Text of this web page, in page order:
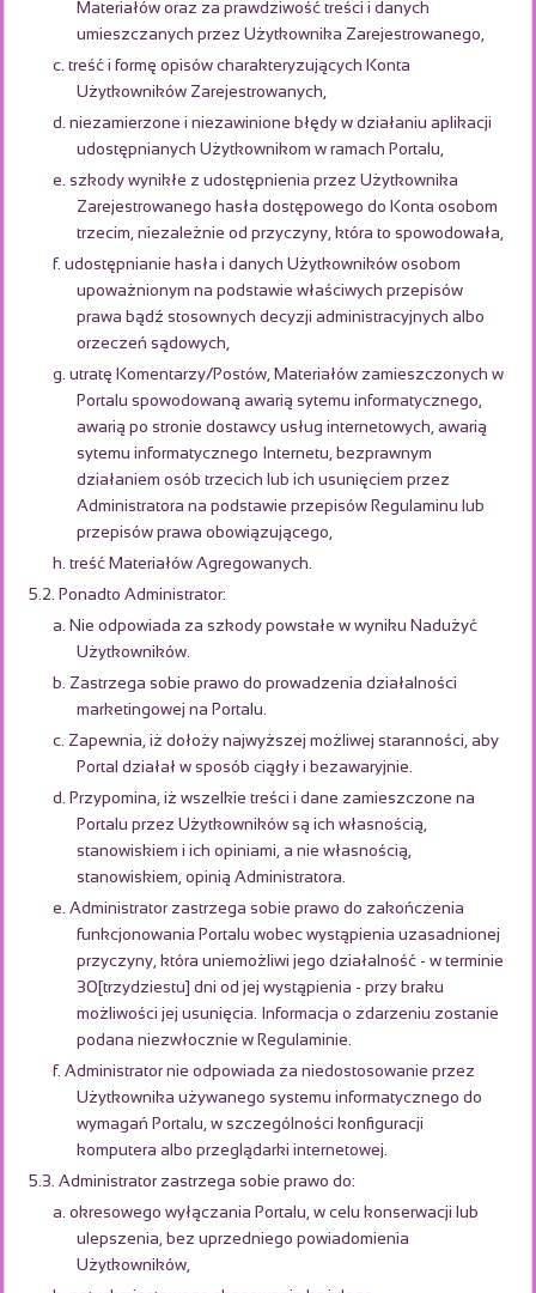
Materiałów oraz za prawdziwość treści i danych
umieszczanych przez Użytkownika Zarejestrowanego,
c. treść i formę opisów charakteryzujących Konta
Użytkowników Zarejestrowanych,
d. niezamierzone i niezawinione błędy w działaniu aplikacji
udostępnianych Użytkownikom w ramach Portalu,
e. szkody wynikłe z udostępnienia przez Użytkownika
Zarejestrowanego hasła dostępowego do Konta osobom
trzecim, niezależnie od przyczyny, która to spowodowała,
f. udostępnianie hasła i danych Użytkowników osobom
upoważnionym na podstawie właściwych przepisów
prawa bądź stosownych decyzji administracyjnych albo
orzeczeń sądowych,
g. utratę Komentarzy/Postów, Materiałów zamieszczonych w
Portalu spowodowaną awarią sytemu informatycznego,
awarią po stronie dostawcy usług internetowych, awarią
sytemu informatycznego Internetu, bezprawnym
działaniem osób trzecich lub ich usunięciem przez
Administratora na podstawie przepisów Regulaminu lub
przepisów prawa obowiązującego,
h. treść Materiałów Agregowanych.
5.2. Ponadto Administrator:
a. Nie odpowiada za szkody powstałe w wyniku Nadużyć
Użytkowników.
b. Zastrzega sobie prawo do prowadzenia działalności
marketingowej na Portalu.
c. Zapewnia, iż dołoży najwyższej możliwej staranności, aby
Portal działał w sposób ciągły i bezawaryjnie.
d. Przypomina, iż wszelkie treści i dane zamieszczone na
Portalu przez Użytkowników są ich własnością,
stanowiskiem i ich opiniami, a nie własnością,
stanowiskiem, opinią Administratora.
e. Administrator zastrzega sobie prawo do zakończenia
funkcjonowania Portalu wobec wystąpienia uzasadnionej
przyczyny, która uniemożliwi jego działalność - w terminie
30[trzydziestu] dni od jej wystąpienia - przy braku
możliwości jej usunięcia. Informacja o zdarzeniu zostanie
podana niezwłocznie w Regulaminie.
f. Administrator nie odpowiada za niedostosowanie przez
Użytkownika używanego systemu informatycznego do
wymagań Portalu, w szczególności konfiguracji
komputera albo przeglądarki internetowej.
5.3. Administrator zastrzega sobie prawo do:
a. okresowego wyłączania Portalu, w celu konserwacji lub
ulepszenia, bez uprzedniego powiadomienia
Użytkowników,